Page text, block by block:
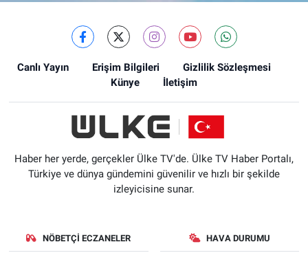
Canlı Yayın Erişim Bilgileri
Gizlilik Sözleşmesi
Künye
İletişim
Haber her yerde, gerçekler Ülke TV'de. Ülke TV Haber Portalı,
Türkiye ve dünya gündemini güvenilir ve hızlı bir şekilde
izleyicisine sunar.
NÖBETÇI ECZANELER HAVA DURUMU